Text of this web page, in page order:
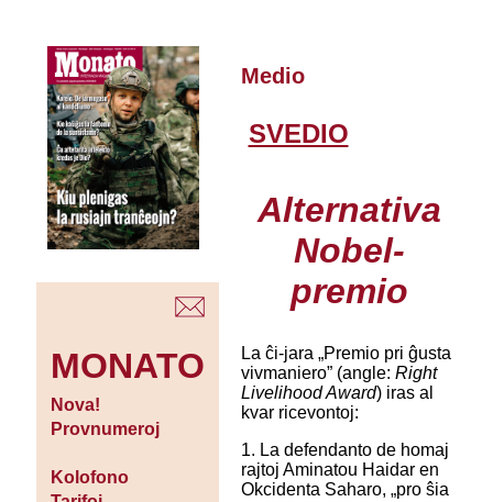
MONATO
Nova!
Provnumeroj
Kolofono
Medio
SVEDIO
Alternativa
Nobel-
premio
La ĉi-jara „Premio pri ĝusta
vivmaniero” (angle: Right
Livelihood Award) iras al
kvar ricevontoj:
1. La defendanto de homaj
rajtoj Aminatou Haidar en
Okcidenta Saharo, „pro ŝia